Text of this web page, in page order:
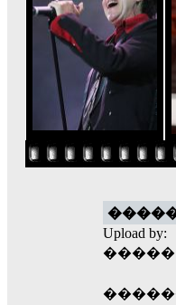
Upload by:
�����